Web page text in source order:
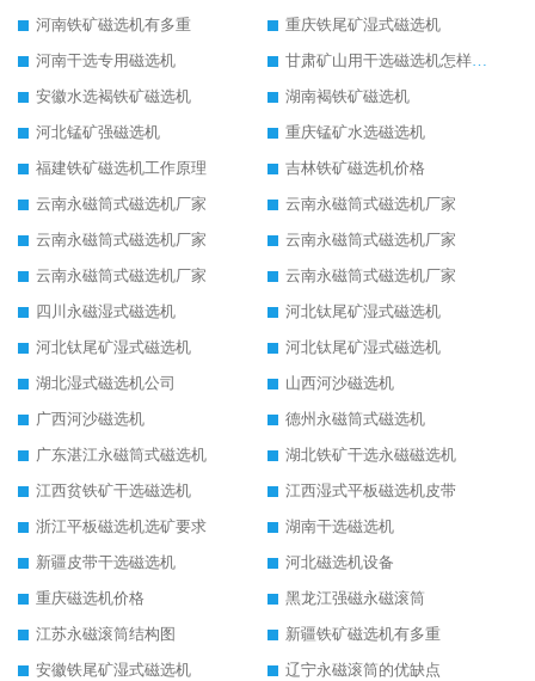
河南铁矿磁选机有多重
重庆铁尾矿湿式磁选机
河南干选专用磁选机
甘肃矿山用干选磁选机怎样调磁
安徽水选褐铁矿磁选机
湖南褐铁矿磁选机
河北锰矿强磁选机
重庆锰矿水选磁选机
福建铁矿磁选机工作原理
吉林铁矿磁选机价格
云南永磁筒式磁选机厂家
云南永磁筒式磁选机厂家
云南永磁筒式磁选机厂家
云南永磁筒式磁选机厂家
云南永磁筒式磁选机厂家
云南永磁筒式磁选机厂家
四川永磁湿式磁选机
河北钛尾矿湿式磁选机
河北钛尾矿湿式磁选机
河北钛尾矿湿式磁选机
湖北湿式磁选机公司
山西河沙磁选机
广西河沙磁选机
德州永磁筒式磁选机
广东湛江永磁筒式磁选机
湖北铁矿干选永磁磁选机
江西贫铁矿干选磁选机
江西湿式平板磁选机皮带
浙江平板磁选机选矿要求
湖南干选磁选机
新疆皮带干选磁选机
河北磁选机设备
重庆磁选机价格
黑龙江强磁永磁滚筒
江苏永磁滚筒结构图
新疆铁矿磁选机有多重
安徽铁尾矿湿式磁选机
辽宁永磁滚筒的优缺点